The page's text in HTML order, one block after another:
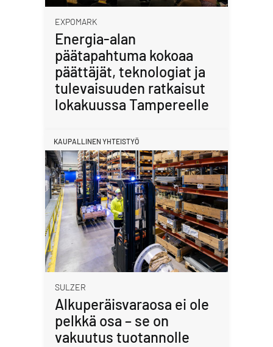
EXPOMARK
Energia-alan
päätapahtuma kokoaa
päättäjät, teknologiat ja
tulevaisuuden ratkaisut
lokakuussa Tampereelle
KAUPALLINEN YHTEISTYÖ
SULZER
Alkuperäisvaraosa ei ole
pelkkä osa – se on
vakuutus tuotannolle